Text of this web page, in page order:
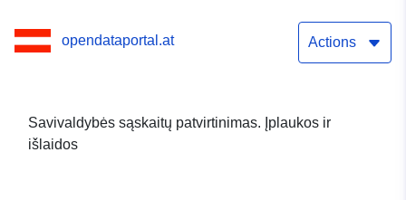
opendataportal.at Actions
Savivaldybės sąskaitų patvirtinimas. Įplaukos ir
išlaidos